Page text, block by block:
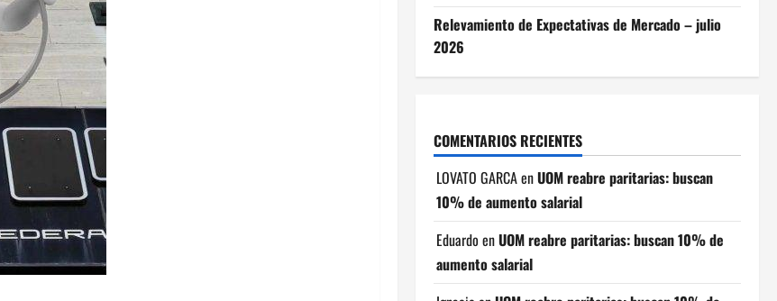
Relevamiento de Expectativas de Mercado – julio
2026
COMENTARIOS RECIENTES
LOVATO GARCAenUOM reabre paritarias: buscan
10% de aumento salarial
Eduardo enUOM reabre paritarias: buscan 10% de
aumento salarial